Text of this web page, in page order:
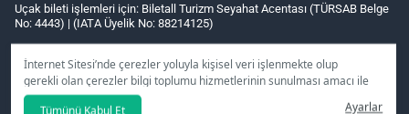
İnternet Sitesi’nde çerezler yoluyla kişisel veri işlenmekte olup
gerekli olan çerezler bilgi toplumu hizmetlerinin sunulması amacı ile
kullanılmaktadır. Tercihleriniz doğrultusunda size özel
Tümünü Kabul Et Ayarlar
Uçak bileti işlemleri için: Biletall Turizm Seyahat Acentası (TÜRSAB Belge
No: 4443) | (IATA Üyelik No: 88214125)